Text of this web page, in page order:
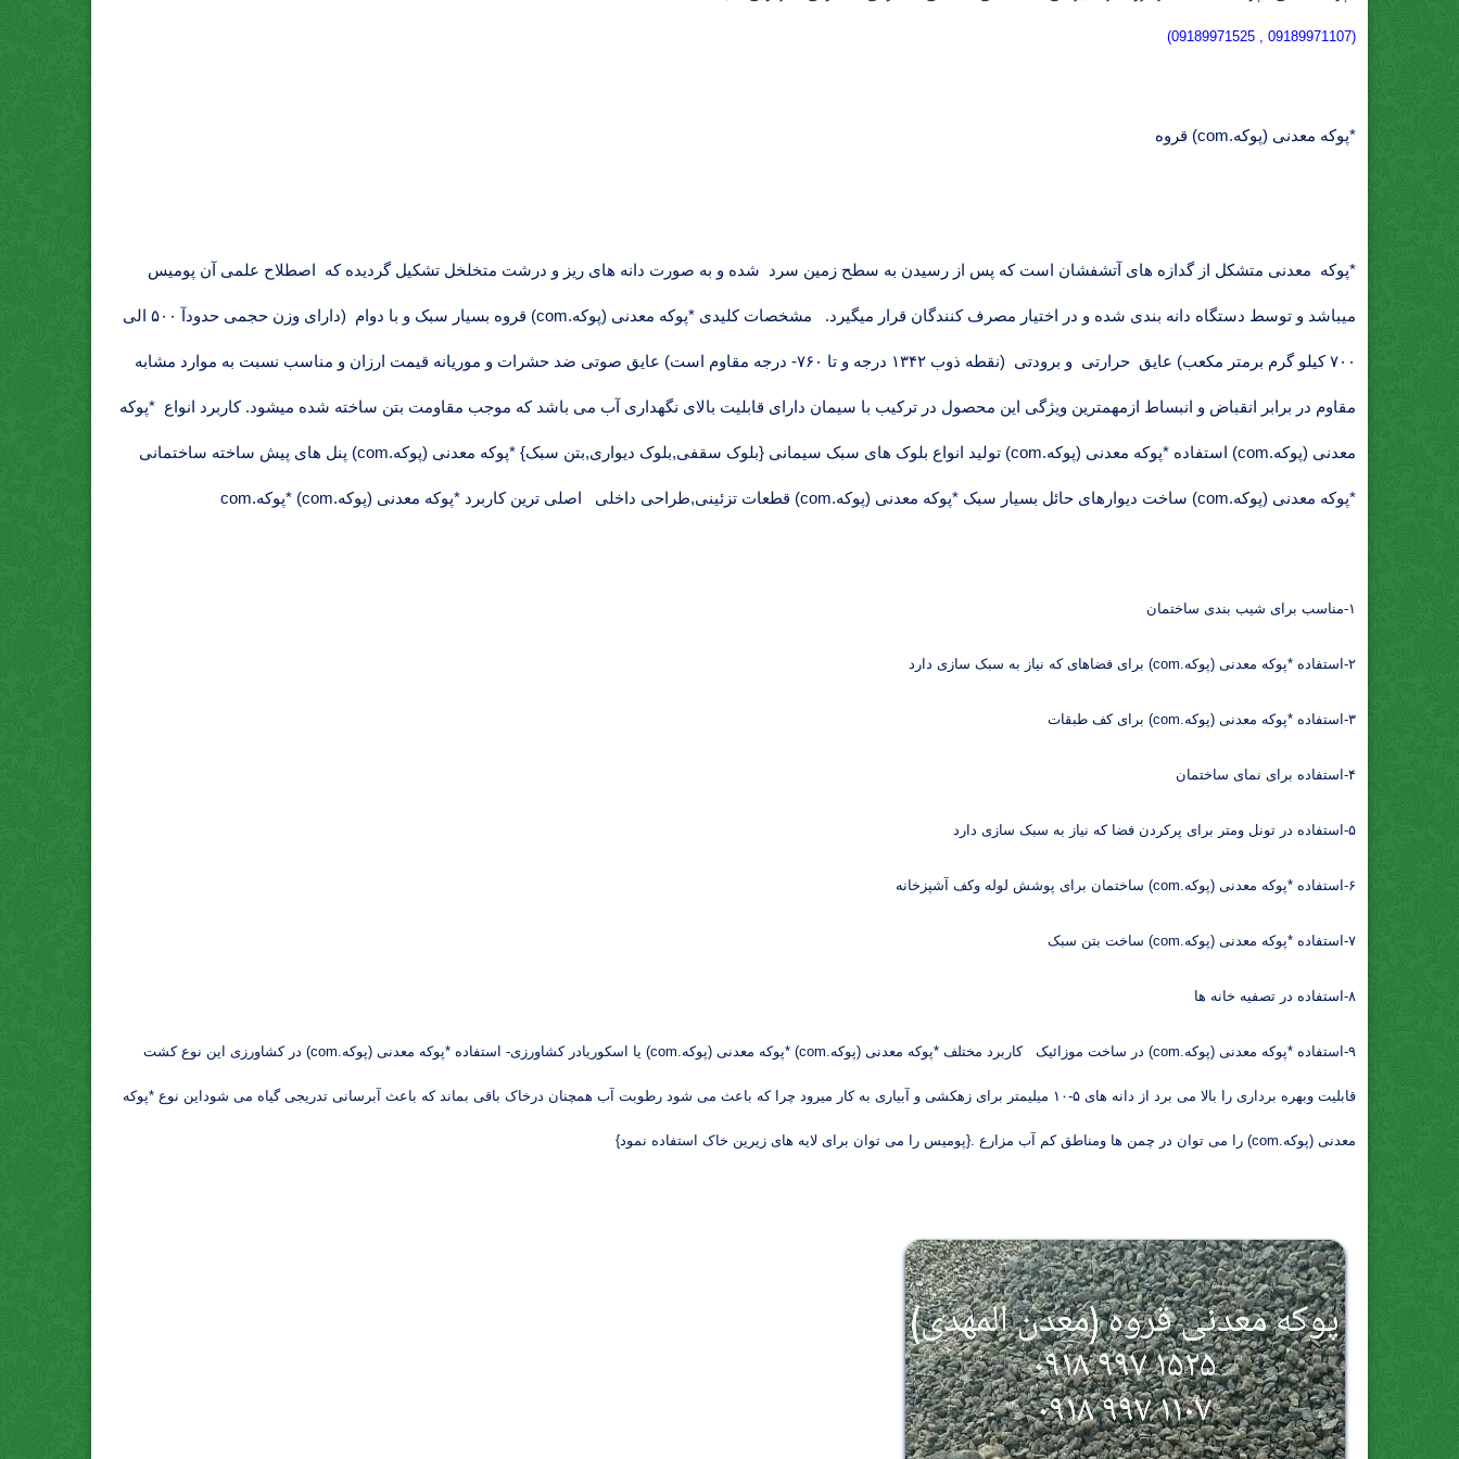
(09189971107 , 09189971525)
*پوکه معدنی (پوکه.com) قروه
*پوکه معدنی متشکل از گدازه های آتشفشان است که پس از رسیدن به سطح زمین سرد شده و به صورت دانه های ریز و درشت متخلخل تشکیل گردیده که اصطلاح علمی آن پومیس
میباشد و توسط دستگاه دانه بندی شده و در اختیار مصرف کنندگان قرار میگیرد. مشخصات کلیدی *پوکه معدنی (پوکه.com) قروه بسیار سبک و با دوام (دارای وزن حجمی حدودآ ۵۰۰ الی
۷۰۰ کیلو گرم برمتر مکعب) عایق حرارتی و برودتی (نقطه ذوب ۱۳۴۲ درجه و تا ۷۶۰- درجه مقاوم است) عایق صوتی ضد حشرات و موریانه قیمت ارزان و مناسب نسبت به موارد مشابه
مقاوم در برابر انقباض و انبساط ازمهمترین ویژگی این محصول در ترکیب با سیمان دارای قابلیت بالای نگهداری آب می باشد که موجب مقاومت بتن ساخته شده میشود. کاربرد انواع *پوکه
معدنی (پوکه.com) استفاده *پوکه معدنی (پوکه.com) تولید انواع بلوک های سبک سیمانی {بلوک سقفی,بلوک دیواری,بتن سبک} *پوکه معدنی (پوکه.com) پنل های پیش ساخته ساختمانی
*پوکه معدنی (پوکه.com) ساخت دیوارهای حائل بسیار سبک *پوکه معدنی (پوکه.com) قطعات تزئینی,طراحی داخلی اصلی ترین کاربرد *پوکه معدنی (پوکه.com) *پوکه.com
۱-مناسب برای شیب بندی ساختمان
۲-استفاده *پوکه معدنی (پوکه.com) برای فضاهای که نیاز به سبک سازی دارد
۳-استفاده *پوکه معدنی (پوکه.com) برای کف طبقات
۴-استفاده برای نمای ساختمان
۵-استفاده در تونل ومتر برای پرکردن فضا که نیاز به سبک سازی دارد
۶-استفاده *پوکه معدنی (پوکه.com) ساختمان برای پوشش لوله وکف آشپزخانه
۷-استفاده *پوکه معدنی (پوکه.com) ساخت بتن سبک
۸-استفاده در تصفیه خانه ها
۹-استفاده *پوکه معدنی (پوکه.com) در ساخت موزائیک کاربرد مختلف *پوکه معدنی (پوکه.com) *پوکه معدنی (پوکه.com) یا اسکوریادر کشاورزی- استفاده *پوکه معدنی (پوکه.com) در کشاورزی این نوع کشت
قابلیت وبهره برداری را بالا می برد از دانه های ۵-۱۰ میلیمتر برای زهکشی و آبیاری به کار میرود چرا که باعث می شود رطوبت آب همچنان درخاک باقی بماند که باعث آبرسانی تدریجی گیاه می شوداین نوع *پوکه
معدنی (پوکه.com) را می توان در چمن ها ومناطق کم آب مزارع .{پومیس را می توان برای لایه های زیرین خاک استفاده نمود}